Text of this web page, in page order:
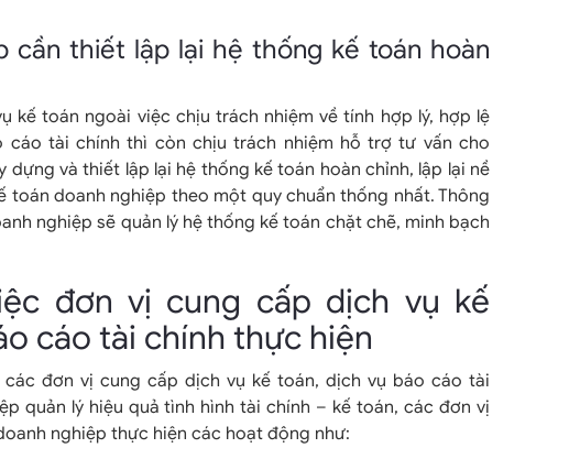
cần thiết lập lại hệ thống kế toán hoàn
kế toán ngoài việc chịu trách nhiệm về tính hợp lý, hợp lệ
cáo tài chính thì còn chịu trách nhiệm hỗ trợ tư vấn cho
dựng và thiết lập lại hệ thống kế toán hoàn chỉnh, lập lại nề
toán doanh nghiệp theo một quy chuẩn thống nhất. Thông
nghiệp sẽ quản lý hệ thống kế toán chặt chẽ, minh bạch
đơn vị cung cấp dịch vụ kế
cáo tài chính thực hiện
các đơn vị cung cấp dịch vụ kế toán, dịch vụ báo cáo tài
quản lý hiệu quả tình hình tài chính – kế toán, các đơn vị
nghiệp thực hiện các hoạt động như: